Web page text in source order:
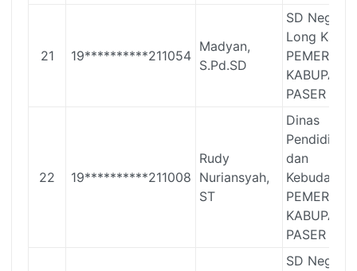
21 19**********211054
Madyan,
S.Pd.SD
SD Negeri
Long Kali
PASER
22 19**********211008
Rudy
Nuriansyah,
ST
Dinas
Pendidikan
dan
PASER
SD Negeri